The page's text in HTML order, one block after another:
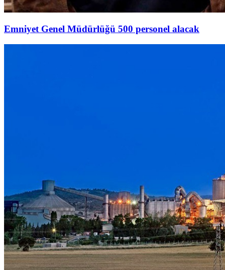
Emniyet Genel Müdürlüğü 500 personel alacak